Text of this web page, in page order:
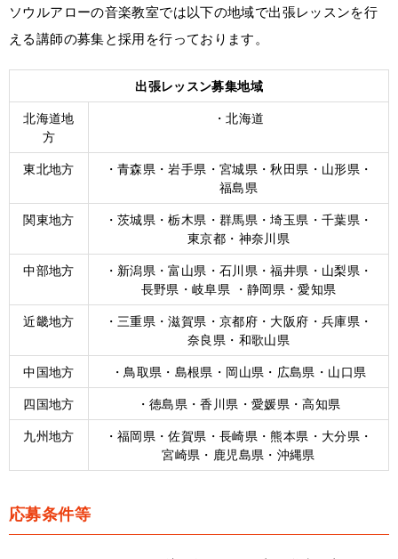
ソウルアローの音楽教室では以下の地域で出張レッスンを行
える講師の募集と採用を行っております。
出張レッスン募集地域
北海道地
方
・北海道
東北地方
・青森県・岩手県・宮城県・秋田県・山形県・
福島県
関東地方
・茨城県・栃木県・群馬県・埼玉県・千葉県・
東京都・神奈川県
中部地方
・新潟県・富山県・石川県・福井県・山梨県・
長野県・岐阜県 ・静岡県・愛知県
近畿地方
・三重県・滋賀県・京都府・大阪府・兵庫県・
奈良県・和歌山県
中国地方
・鳥取県・島根県・岡山県・広島県・山口県
四国地方
・徳島県・香川県・愛媛県・高知県
九州地方
・福岡県・佐賀県・長崎県・熊本県・大分県・
宮崎県・鹿児島県・沖縄県
応募条件等